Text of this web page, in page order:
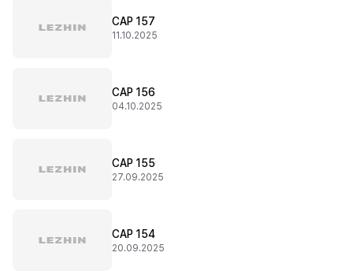
CAP 157
11.10.2025
CAP 156
04.10.2025
CAP 155
27.09.2025
CAP 154
20.09.2025